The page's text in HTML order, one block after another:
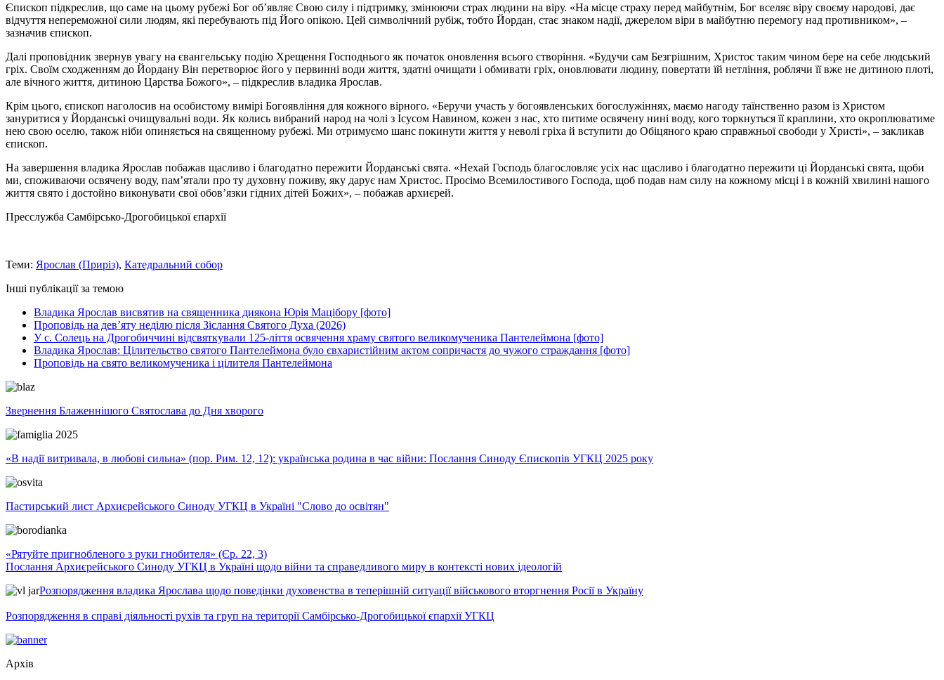
Єпископ підкреслив, що саме на цьому рубежі Бог об’являє Свою силу і підтримку, змінюючи страх людини на віру. «На місце страху перед майбутнім, Бог вселяє віру своєму народові, дає
відчуття непереможної сили людям, які перебувають під Його опікою. Цей символічний рубіж, тобто Йордан, стає знаком надії, джерелом віри в майбутню перемогу над противником», –
зазначив єпископ.
Далі проповідник звернув увагу на євангельську подію Хрещення Господнього як початок оновлення всього створіння. «Будучи сам Безгрішним, Христос таким чином бере на себе людський
гріх. Своїм сходженням до Йордану Він перетворює його у первинні води життя, здатні очищати і обмивати гріх, оновлювати людину, повертати їй нетління, роблячи її вже не дитиною плоті,
але вічного життя, дитиною Царства Божого», – підкреслив владика Ярослав.
Крім цього, єпископ наголосив на особистому вимірі Богоявління для кожного вірного. «Беручи участь у богоявленських богослужіннях, маємо нагоду таїнственно разом із Христом
зануритися у Йорданські очищувальні води. Як колись вибраний народ на чолі з Ісусом Навином, кожен з нас, хто питиме освячену нині воду, кого торкнуться її краплини, хто окроплюватиме
нею свою оселю, також ніби опиняється на священному рубежі. Ми отримуємо шанс покинути життя у неволі гріха й вступити до Обіцяного краю справжньої свободи у Христі», – закликав
єпископ.
На завершення владика Ярослав побажав щасливо і благодатно пережити Йорданські свята. «Нехай Господь благословляє усіх нас щасливо і благодатно пережити ці Йорданські свята, щоби
ми, споживаючи освячену воду, пам’ятали про ту духовну поживу, яку дарує нам Христос. Просімо Всемилостивого Господа, щоб подав нам силу на кожному місці і в кожній хвилині нашого
життя свято і достойно виконувати свої обов’язки гідних дітей Божих», – побажав архиєрей.
Пресслужба Самбірсько-Дрогобицької єпархії
Теми: Ярослав (Приріз), Катедральний собор
Інші публікації за темою
Владика Ярослав висвятив на священника диякона Юрія Мацібору [фото]
Проповідь на дев’яту неділю після Зіслання Святого Духа (2026)
У с. Солець на Дрогобиччині відсвяткували 125-ліття освячення храму святого великомученика Пантелеймона [фото]
Владика Ярослав: Цілительство святого Пантелеймона було євхаристійним актом сопричастя до чужого страждання [фото]
Проповідь на свято великомученика і цілителя Пантелеймона
Звернення Блаженнішого Святослава до Дня хворого
«В надії витривала, в любові сильна» (пор. Рим. 12, 12): українська родина в час війни: Послання Синоду Єпископів УГКЦ 2025 року
Пастирський лист Архиєрейського Синоду УГКЦ в Україні "Слово до освітян"
«Рятуйте пригнобленого з руки гнобителя» (Єр. 22, 3)
Послання Архиєрейського Синоду УГКЦ в Україні щодо війни та справедливого миру в контексті нових ідеологій
Розпорядження владика Ярослава щодо поведінки духовенства в теперішній ситуації військового вторгнення Росії в Україну
Розпорядження в справі діяльності рухів та груп на території Самбірсько-Дрогобицької єпархії УГКЦ
Архів